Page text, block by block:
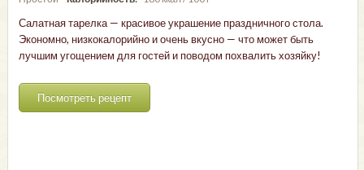
Салатная тарелка — красивое украшение праздничного стола.
Экономно, низкокалорийно и очень вкусно — что может быть
лучшим угощением для гостей и поводом похвалить хозяйку!
Посмотреть рецепт